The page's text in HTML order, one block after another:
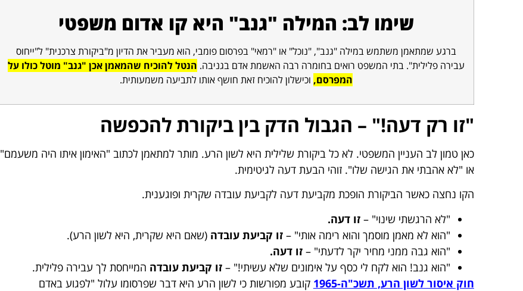
שימו לב: המילה "גנב" היא קו אדום משפטי
ברגע שמתאמן משתמש במילה "גנב", "נוכל" או "רמאי" בפרסום פומבי, הוא מעביר את הדיון מ"ביקורת צרכנית" ל"ייחוס
עבירה פלילית". בתי המשפט רואים בחומרה רבה האשמת אדם בגניבה. הנטל להוכיח שהמאמן אכן "גנב" מוטל כולו על
המפרסם, וכישלון להוכיח זאת חושף אותו לתביעה משמעותית.
"זו רק דעה!" – הגבול הדק בין ביקורת להכפשה
כאן טמון לב העניין המשפטי. לא כל ביקורת שלילית היא לשון הרע. מותר למתאמן לכתוב "האימון איתו היה משעמם"
או "לא אהבתי את הגישה שלו". זוהי הבעת דעה לגיטימית.
הקו נחצה כאשר הביקורת הופכת מקביעת דעה לקביעת עובדה שקרית ופוגענית.
"לא הרגשתי שינוי" –זו דעה.
"הוא לא מאמן מוסמך והוא רימה אותי" –זו קביעת עובדה (שאם היא שקרית, היא לשון הרע).
"הוא גבה ממני מחיר יקר לדעתי" –זו דעה.
"הוא גנב! הוא לקח לי כסף על אימונים שלא עשיתי!" –זו קביעת עובדה המייחסת לך עבירה פלילית.
חוק איסור לשון הרע, תשכ"ה-1965
קובע מפורשות כי לשון הרע היא דבר שפרסומו עלול "לפגוע באדם